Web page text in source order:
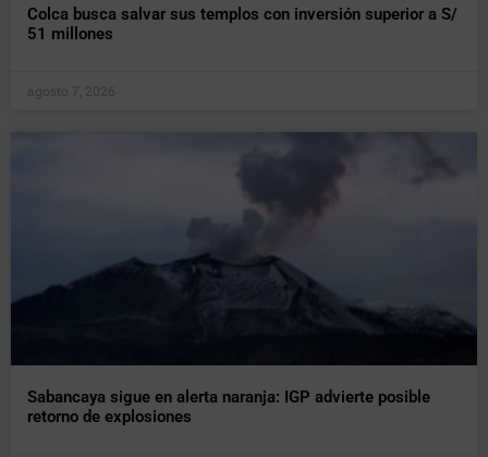
Colca busca salvar sus templos con inversión superior a S/
51 millones
agosto 7, 2026
Sabancaya sigue en alerta naranja: IGP advierte posible
retorno de explosiones